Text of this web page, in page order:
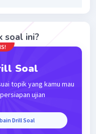
soal ini?
Soal
topik yang kamu mau
ujian
Drill Soal